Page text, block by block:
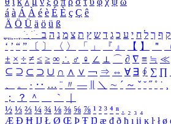
á à Á À é è É È ç Ç ê
Ä Ö Ü ä ö ü ß
ִֶֹ ֻּ ׁׂ ק ף ך ל ח י ע כ ג ד ש ץ ת צ מ נ ה ב
‘ ’ “ ” 〔 〕 〈 〉 「 」 『 』 【 】 ＂
± × ÷ ≠ ≤ ≥ ∞ ∴ ♂ ♀ ∠ ⊥ ⌒ ∂ ∇ ≡ ≒ ≪
⊆ ⊇ ⊂ ⊃ ∪ ∩ ∧ ∨ ￢ ⇒ ⇔ ∀ ∃ ∮ ∑ ∏
、
。 · ‥ … ¨ 〃 ― ＼ ∼ ´ ～ ˇ ˘ ˝ ˚ ˙ ¸
；
？ ＾ ｀
½ ⅓ ⅔ ¼ ¾ ⅛ ⅜ ⅝ ⅞ ¹ ² ³ ⁴ ⁿ ₁ ₂ ₃ ₄
Æ Ð Ħ Ĳ Ł Ø Œ Þ Ŧ Ŋ æ đ ð ħ ı ĳ ĸ ŀ ł ø